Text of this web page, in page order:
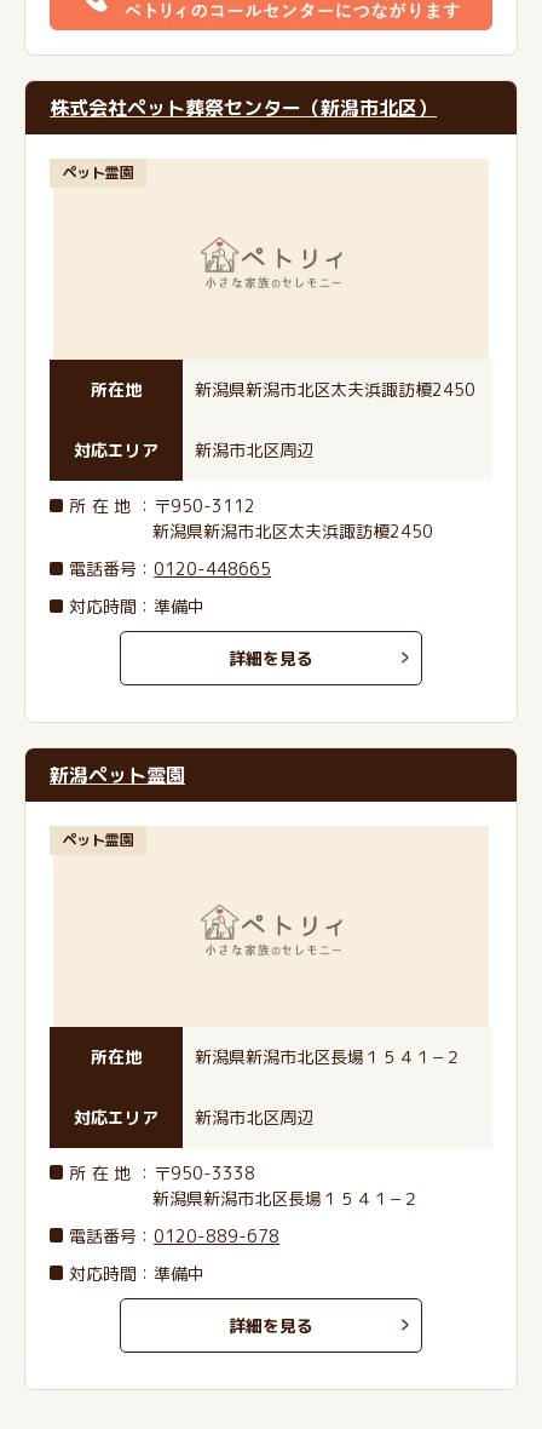
株式会社ペット葬祭センター（新潟市北区）
ペット霊園
所在地 新潟県新潟市北区太夫浜諏訪榎2450
対応エリア 新潟市北区周辺
所在地 ：〒950-3112
新潟県新潟市北区太夫浜諏訪榎2450
電話番号 ：0120-448665
対応時間：準備中
詳細を見る
新潟ペット霊園
ペット霊園
所在地 新潟県新潟市北区長場１５４１−２
対応エリア 新潟市北区周辺
所在地 ：〒950-3338
新潟県新潟市北区長場１５４１−２
電話番号 ：0120-889-678
対応時間：準備中
詳細を見る